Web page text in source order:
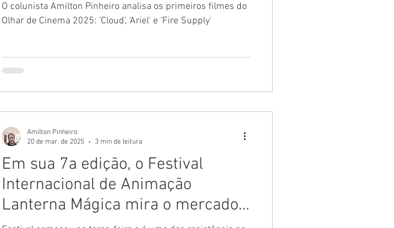
O colunista Amilton Pinheiro analisa os primeiros filmes do
Olhar de Cinema 2025: 'Cloud', 'Ariel' e 'Fire Supply'
Em sua 7a edição, o Festival
Internacional de Animação
Lanterna Mágica mira o mercado
Amilton Pinheiro
20 de mar. de 2025
3 min de leitura